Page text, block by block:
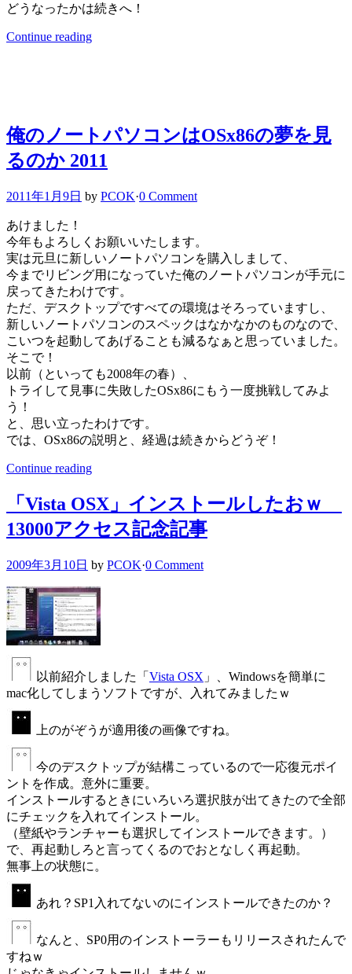
どうなったかは続きへ！
Continue reading
俺のノートパソコンはOSx86の夢を見
るのか 2011
2011年1月9日 by PCOK·0 Comment
あけました！
今年もよろしくお願いいたします。
実は元旦に新しいノートパソコンを購入しまして、
今までリビング用になっていた俺のノートパソコンが手元に
戻ってきたわけです。
ただ、デスクトップですべての環境はそろっていますし、
新しいノートパソコンのスペックはなかなかのものなので、
こいつを起動してあげることも減るなぁと思っていました。
そこで！
以前（といっても2008年の春）、
トライして見事に失敗したOSx86にもう一度挑戦してみよ
う！
と、思い立ったわけです。
では、OSx86の説明と、経過は続きからどうぞ！
Continue reading
「Vista OSX」インストールしたおｗ
13000アクセス記念記事
2009年3月10日 by PCOK·0 Comment
以前紹介しました「 Vista OSX 」、Windowsを簡単に
mac化してしまうソフトですが、入れてみましたｗ
上のがぞうが適用後の画像ですね。
今のデスクトップが結構こっているので一応復元ポイ
ントを作成。意外に重要。
インストールするときにいろいろ選択肢が出てきたので全部
にチェックを入れてインストール。
（壁紙やランチャーも選択してインストールできます。）
で、再起動しろと言ってくるのでおとなしく再起動。
無事上の状態に。
あれ？SP1入れてないのにインストールできたのか？
なんと、SP0用のインストーラーもリリースされたんで
すねｗ